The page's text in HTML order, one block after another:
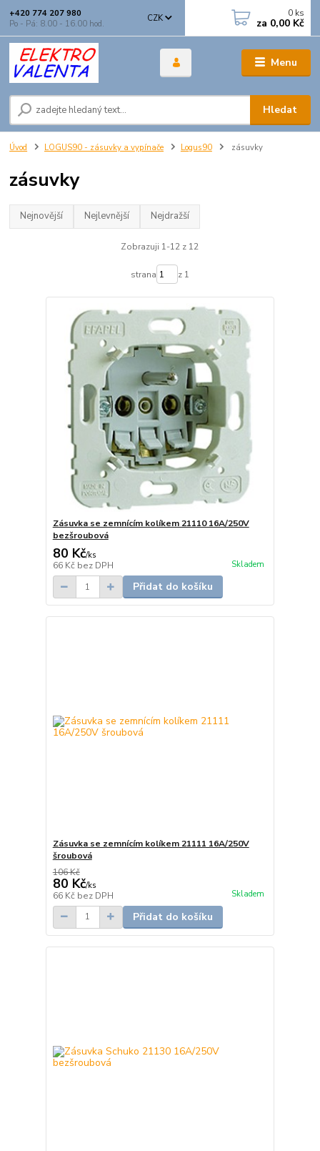
Menu
CZK
Hledat
+420 774 207 980
Po - Pá: 8.00 - 16.00 hod.
0 ks
za 0,00 Kč
Úvod LOGUS90 - zásuvky a vypínače Logus90 zásuvky
zásuvky
Nejnovější Nejlevnější Nejdražší
Zobrazuji 1-12 z 12
strana z 1
Zásuvka se zemnícím kolíkem 21110 16A/250V
bezšroubová
80 Kč/ks
66 Kč bez DPH Skladem
Přidat do košíku
Zásuvka se zemnícím kolíkem 21111 16A/250V
šroubová
106 Kč
80 Kč/ks
66 Kč bez DPH Skladem
Přidat do košíku